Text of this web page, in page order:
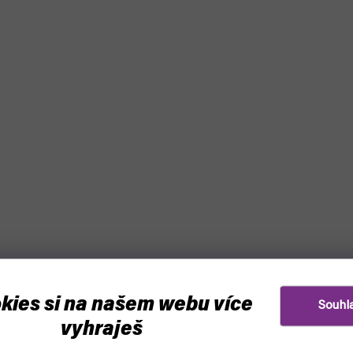
si na našem webu více
vyhraješ